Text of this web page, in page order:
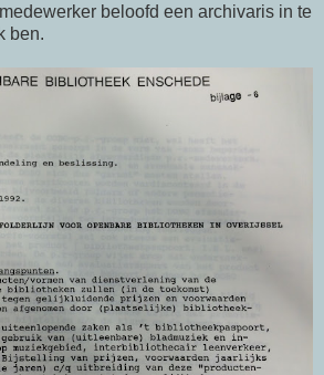
beloofd een archivaris in te
ben.